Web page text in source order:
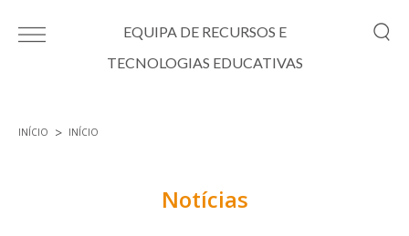
EQUIPA DE RECURSOS E
TECNOLOGIAS EDUCATIVAS
INÍCIO INÍCIO
Notícias